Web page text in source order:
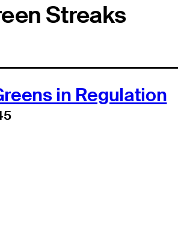
Streaks
in Regulation